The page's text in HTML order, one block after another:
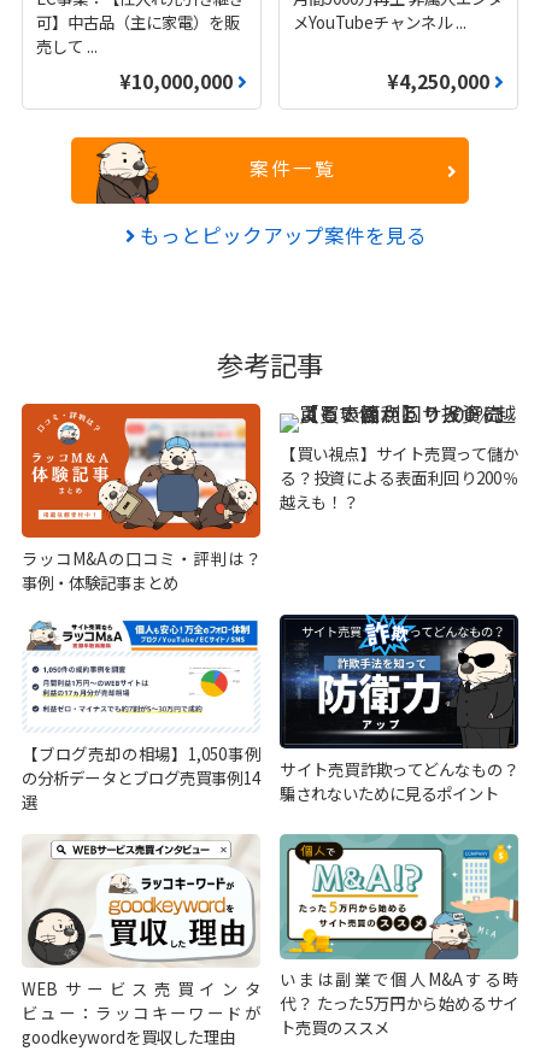
可】中古品（主に家電）を販
売して ...
¥10,000,000
メYouTubeチャンネル...
¥4,250,000
案件一覧
もっとピックアップ案件を見る
参考記事
ラッコM&Aの口コミ・評判は？
事例・体験記事まとめ
【買い視点】サイト売買って儲か
る？投資による表面利回り200％
越えも！？
【ブログ売却の相場】1,050事例
の分析データとブログ売買事例14
選
サイト売買詐欺ってどんなもの？
騙されないために見るポイント
WEBサービス売買インタ
ビュー：ラッコキーワードが
goodkeywordを買収した理由
いまは副業で個人M&Aする時
代？ たった5万円から始めるサイ
ト売買のススメ